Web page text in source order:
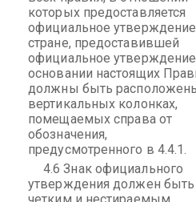
которых предоставляется
официальное
стране, предоставившей
официальное
основании настоящих
должны быть
вертикальных колонках,
помещаемых справа от
обозначения,
предусмотренного в 4.4.1.
4.6 Знак официального
утверждения должен быть
четким и нестираемым.